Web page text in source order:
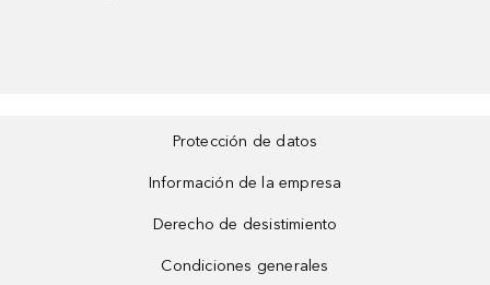
Protección de datos
Información de la empresa
Derecho de desistimiento
Condiciones generales